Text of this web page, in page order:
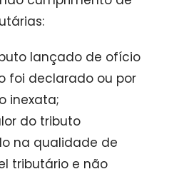
lançado de ofício
foi declarado ou por
inexata;
do tributo
na qualidade de
tributário e não